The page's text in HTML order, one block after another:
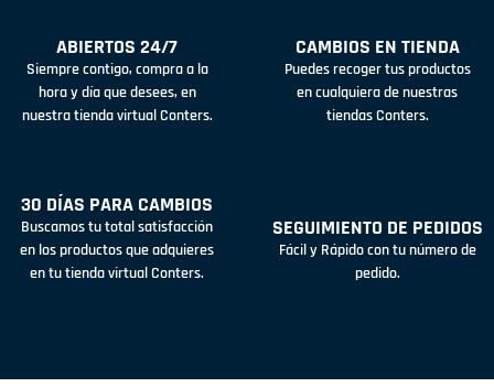
ABIERTOS 24/7
Siempre contigo, compra a la
hora y día que desees, en
nuestra tienda virtual Conters.
CAMBIOS EN TIENDA
Puedes recoger tus productos
en cualquiera de nuestras
tiendas Conters.
30 DÍAS PARA CAMBIOS
Buscamos tu total satisfacción
en los productos que adquieres
en tu tienda virtual Conters.
SEGUIMIENTO DE PEDIDOS
Fácil y Rápido con tu número de
pedido.